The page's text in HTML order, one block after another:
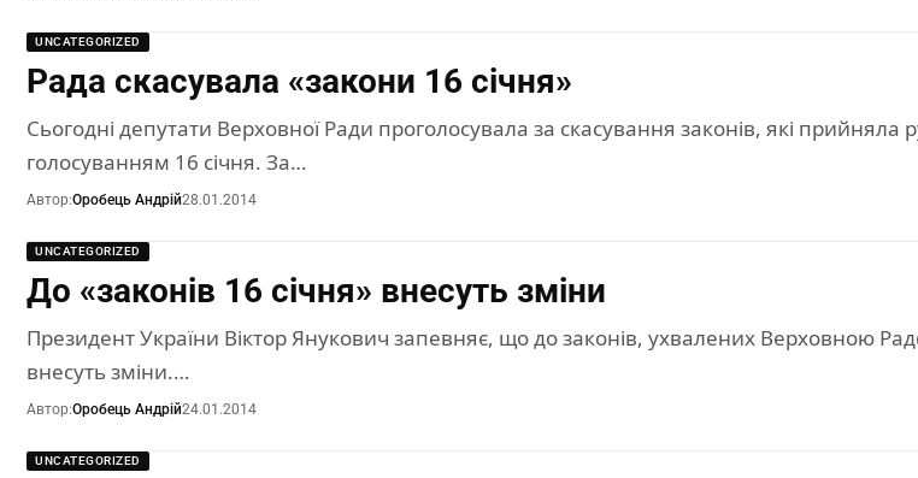
UNCATEGORIZED
Рада скасувала «закони 16 січня»
Сьогодні депутати Верховної Ради проголосувала за скасування законів, які прийняла
голосуванням 16 січня. За…
Автор:Оробець Андрій28.01.2014
UNCATEGORIZED
До «законів 16 січня» внесуть зміни
Президент України Віктор Янукович запевняє, що до законів, ухвалених Верховною
внесуть зміни.…
Автор:Оробець Андрій24.01.2014
UNCATEGORIZED